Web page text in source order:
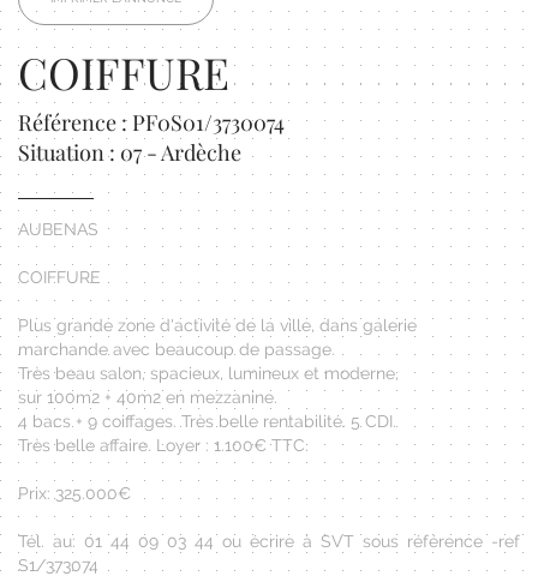
COIFFURE
Référence : PF0S01/3730074
Situation : 07 - Ardèche
AUBENAS
COIFFURE
Plus grande zone d'activité de la ville, dans galerie
marchande avec beaucoup de passage.
Très beau salon, spacieux, lumineux et moderne,
sur 100m2 + 40m2 en mezzanine.
4 bacs + 9 coiffages. Très belle rentabilité. 5 CDI.
Très belle affaire. Loyer : 1.100€ TTC.
Prix: 325.000€
Tél. au: 01 44 09 03 44 ou écrire à SVT sous référence -ref
S1/373074